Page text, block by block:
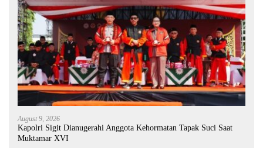
August 9, 2026
Kapolri Sigit Dianugerahi Anggota Kehormatan Tapak Suci Saat
Muktamar XVI